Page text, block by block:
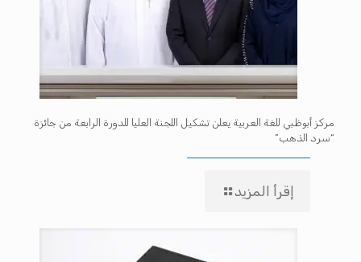
مركز أبوظبي للغة العربية يعلن تشكيل اللجنة العليا للدورة الرابعة من جائزة
“سرد الذهب”
إقرأ المزيد